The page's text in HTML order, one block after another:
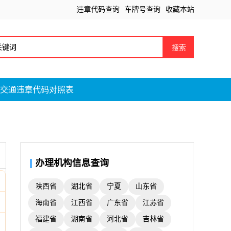
违章代码查询 车牌号查询 收藏本站
搜索
交通违章代码对照表
办理机构信息查询
陕西省 湖北省 宁夏 山东省
海南省 江西省 广东省 江苏省
福建省 湖南省 河北省 吉林省